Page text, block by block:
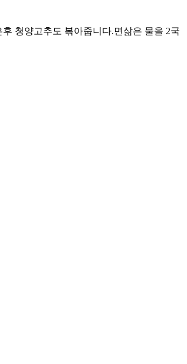
청양고추도 볶아줍니다.면삶은 물을 2국